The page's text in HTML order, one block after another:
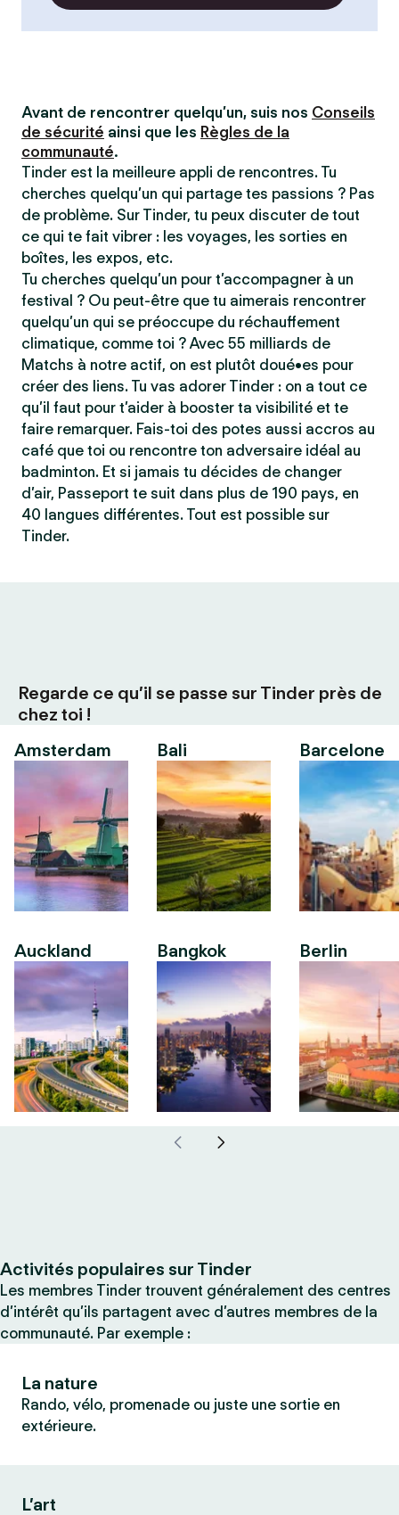
Avant de rencontrer quelqu’un, suis nos Conseils
de sécurité ainsi que les Règles de la
communauté.
Tinder est la meilleure appli de rencontres. Tu
cherches quelqu’un qui partage tes passions ? Pas
de problème. Sur Tinder, tu peux discuter de tout
ce qui te fait vibrer : les voyages, les sorties en
boîtes, les expos, etc.
Tu cherches quelqu’un pour t’accompagner à un
festival ? Ou peut-être que tu aimerais rencontrer
quelqu’un qui se préoccupe du réchauffement
climatique, comme toi ? Avec 55 milliards de
Matchs à notre actif, on est plutôt doué•es pour
créer des liens. Tu vas adorer Tinder : on a tout ce
qu’il faut pour t’aider à booster ta visibilité et te
faire remarquer. Fais-toi des potes aussi accros au
café que toi ou rencontre ton adversaire idéal au
badminton. Et si jamais tu décides de changer
d’air, Passeport te suit dans plus de 190 pays, en
40 langues différentes. Tout est possible sur
Tinder.
Regarde ce qu’il se passe sur Tinder près de
chez toi !
Amsterdam
Auckland
Bali
Bangkok
Barcelone
Berlin
Activités populaires sur Tinder
Les membres Tinder trouvent généralement des centres
d’intérêt qu’ils partagent avec d’autres membres de la
communauté. Par exemple :
La nature
Rando, vélo, promenade ou juste une sortie en
extérieure.
L’art